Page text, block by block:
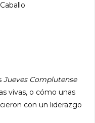
Jueves Complutense
vivas, o cómo unas
con un liderazgo